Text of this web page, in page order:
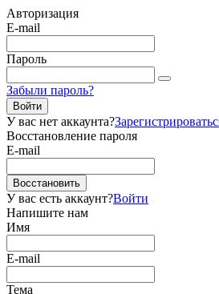
Авторизация
E-mail
Пароль
Забыли пароль?
Войти
У вас нет аккаунта?
Восстановление пароля
E-mail
Восстановить
У вас есть аккаунт?Войти
Напишите нам
Имя
E-mail
Тема